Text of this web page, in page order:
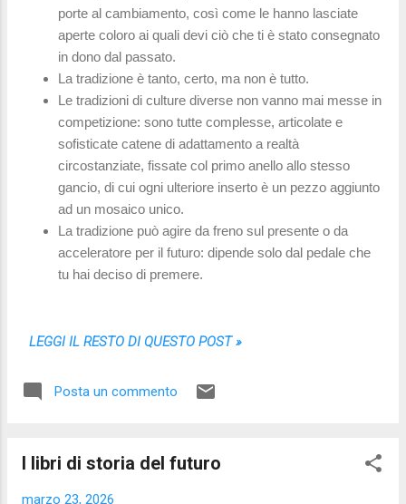
porte al cambiamento, così come le hanno lasciate
aperte coloro ai quali devi ciò che ti è stato consegnato
in dono dal passato.
La tradizione è tanto, certo, ma non è tutto.
Le tradizioni di culture diverse non vanno mai messe in
competizione: sono tutte complesse, articolate e
sofisticate catene di adattamento a realtà
circostanziate, fissate col primo anello allo stesso
gancio, di cui ogni ulteriore inserto è un pezzo aggiunto
ad un mosaico unico.
La tradizione può agire da freno sul presente o da
acceleratore per il futuro: dipende solo dal pedale che
tu hai deciso di premere.
LEGGI IL RESTO DI QUESTO POST »
Posta un commento
I libri di storia del futuro
marzo 23, 2026